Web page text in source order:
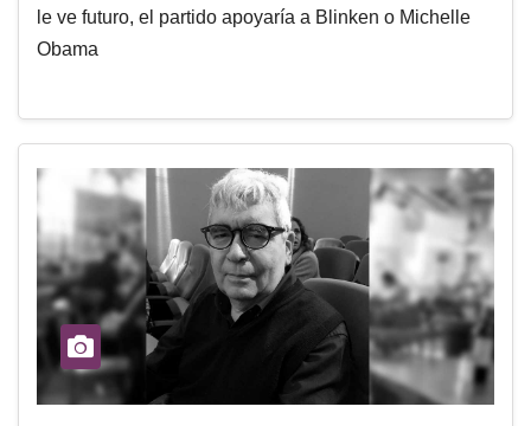
le ve futuro, el partido apoyaría a Blinken o Michelle
Obama